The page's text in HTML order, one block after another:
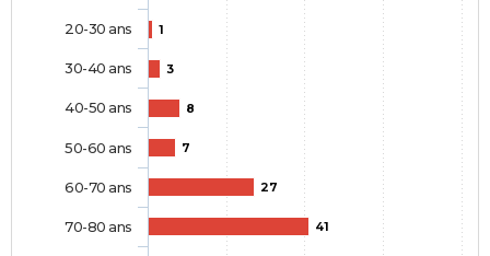
1
3
8
7
27
41
20-30 ans
30-40 ans
40-50 ans
50-60 ans
60-70 ans
70-80 ans